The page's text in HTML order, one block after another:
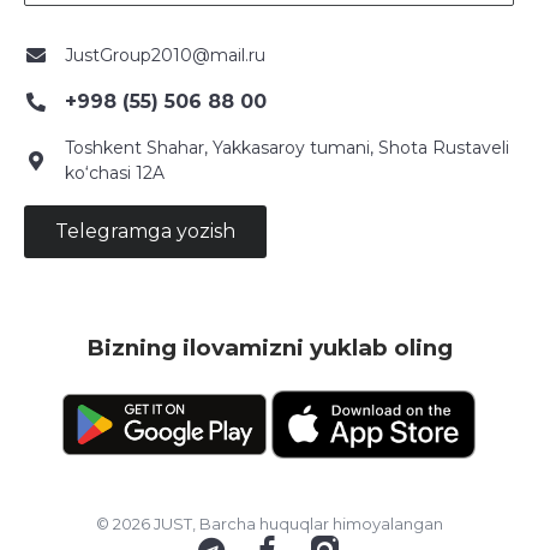
JustGroup2010@mail.ru
+998 (55) 506 88 00
Toshkent Shahar, Yakkasaroy tumani, Shota Rustaveli
ko‘chasi 12A
Telegramga yozish
Bizning ilovamizni yuklab oling
© 2026 JUST, Barcha huquqlar himoyalangan